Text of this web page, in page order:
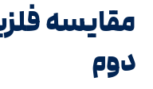
مقایسه
دوم